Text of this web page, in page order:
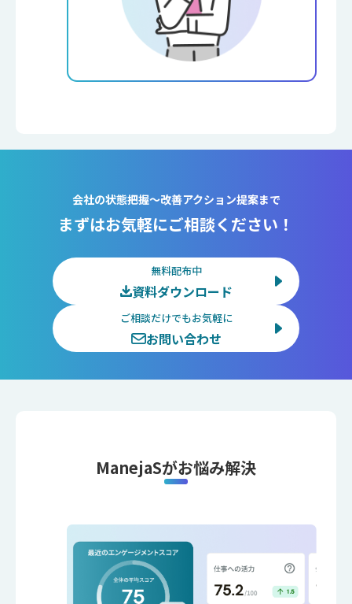
会社の状態把握～改善アクション提案まで
まずはお気軽にご相談ください！
無料配布中
資料ダウンロード
ご相談だけでもお気軽に
お問い合わせ
ManejaSがお悩み解決